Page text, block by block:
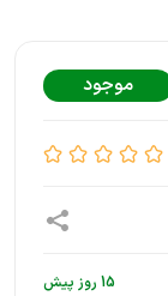
موجود
15 روز پیش